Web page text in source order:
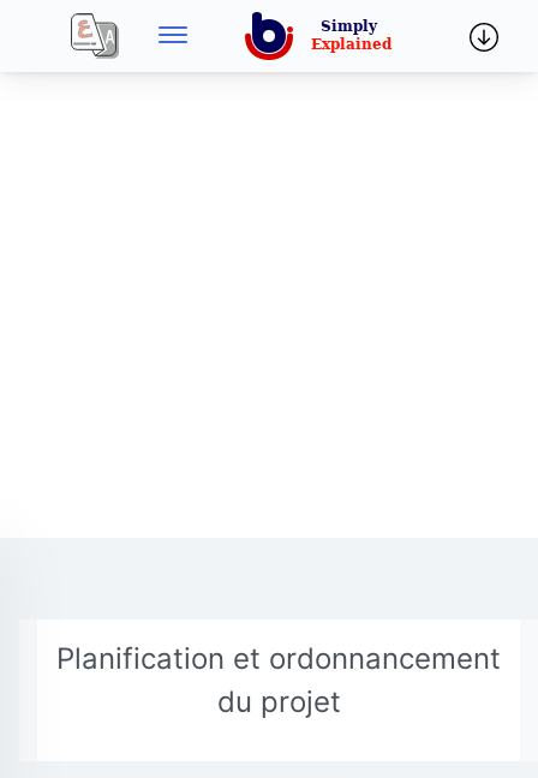
Planification et ordonnancement
du projet